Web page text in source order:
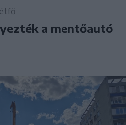
a mentőautó